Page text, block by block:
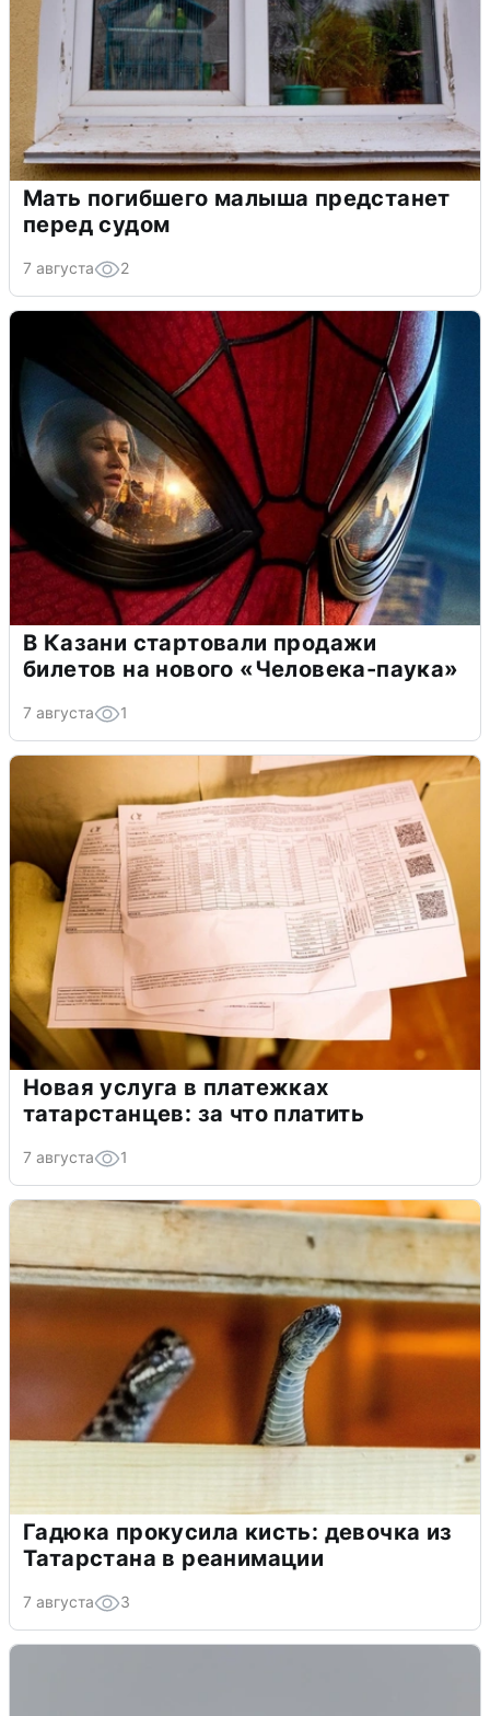
Мать погибшего малыша предстанет
перед судом
7 августа 2
В Казани стартовали продажи
билетов на нового «Человека-паука»
7 августа 1
Новая услуга в платежках
татарстанцев: за что платить
7 августа 1
Гадюка прокусила кисть: девочка из
Татарстана в реанимации
7 августа 3